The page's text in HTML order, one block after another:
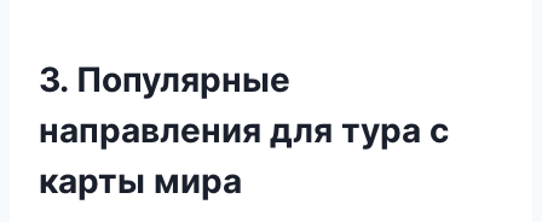
3. Популярные
направления для тура с
карты мира